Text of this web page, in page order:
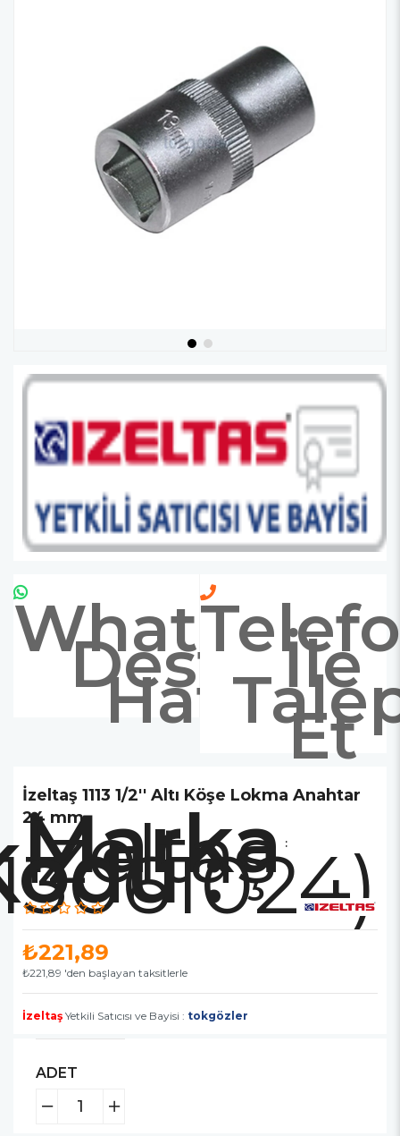
Whatsapp
Destek
Hattıİle
Et
İzeltaş 1113 1/2'' Altı Köşe Lokma Anahtar
24 mm
Marka :
İzeltaş
₺221,89
₺221,89 'den başlayan taksitlerle
İzeltaş Yetkili Satıcısı ve Bayisi : tokgözler
ADET